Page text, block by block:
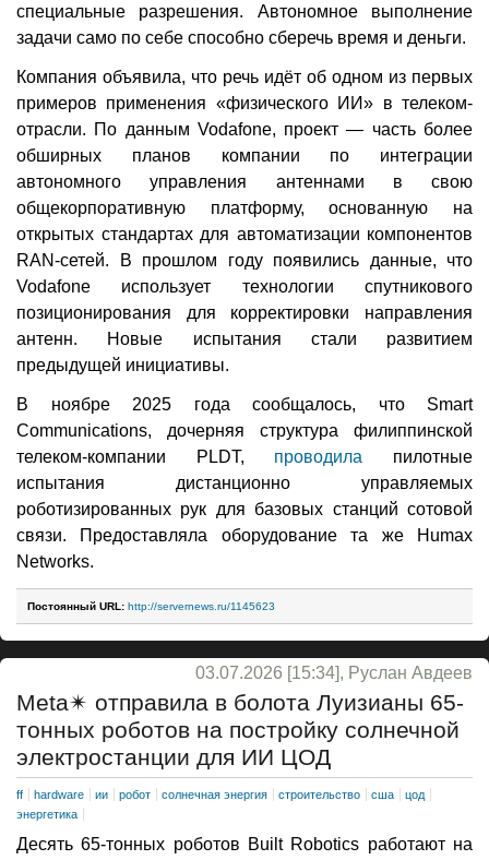
специальные разрешения. Автономное выполнение
задачи само по себе способно сберечь время и деньги.
Компания объявила, что речь идёт об одном из первых
примеров применения «физического ИИ» в телеком-
отрасли. По данным Vodafone, проект — часть более
обширных планов компании по интеграции
автономного управления антеннами в свою
общекорпоративную платформу, основанную на
открытых стандартах для автоматизации компонентов
RAN-сетей. В прошлом году появились данные, что
Vodafone использует технологии спутникового
позиционирования для корректировки направления
антенн. Новые испытания стали развитием
предыдущей инициативы.
В ноябре 2025 года сообщалось, что Smart
Communications, дочерняя структура филиппинской
телеком-компании PLDT, проводила пилотные
испытания дистанционно управляемых
роботизированных рук для базовых станций сотовой
связи. Предоставляла оборудование та же Humax
Networks.
Постоянный URL: http://servernews.ru/1145623
03.07.2026 [15:34], Руслан Авдеев
Meta✴ отправила в болота Луизианы 65-
тонных роботов на постройку солнечной
электростанции для ИИ ЦОД
ff hardware ии робот солнечная энергия строительство сша
цод
энергетика
Десять 65-тонных роботов Built Robotics работают на